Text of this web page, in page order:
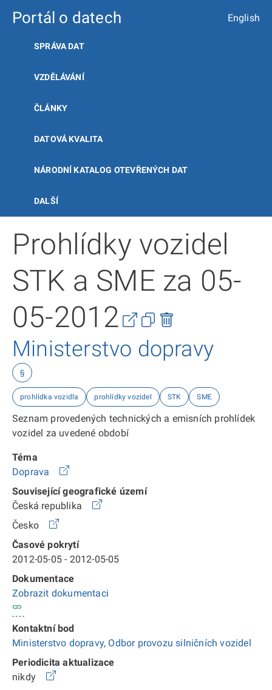
Portál o datech English
SPRÁVA DAT
VZDĚLÁVÁNÍ
ČLÁNKY
DATOVÁ KVALITA
NÁRODNÍ KATALOG OTEVŘENÝCH DAT
DALŠÍ
Prohlídky vozidel
STK a SME za 05-
05-2012
Ministerstvo dopravy
§
prohlídka vozidla prohlídky vozidel STK SME
Seznam provedených technických a emisních prohlídek
vozidel za uvedené období
Téma
Doprava
Související geografické území
Česká republika
Česko
Časové pokrytí
2012-05-05 - 2012-05-05
Dokumentace
Zobrazit dokumentaci
Kontaktní bod
Ministerstvo dopravy, Odbor provozu silničních vozidel
Periodicita aktualizace
nikdy